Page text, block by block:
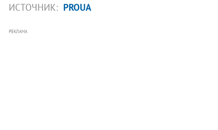
ИСТОЧНИК: PROUA
РЕКЛАМА